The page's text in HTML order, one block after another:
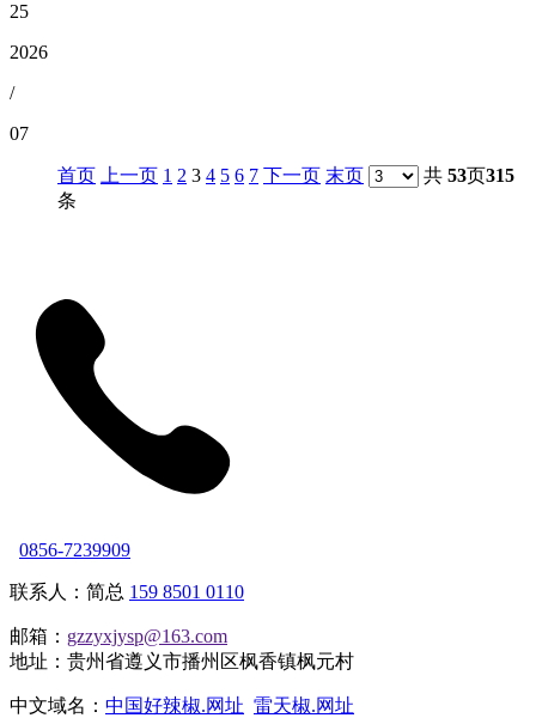
25
2026
/
07
首页 上一页 1 2 3 4 5 6 7 下一页 末页 共 53页315
条
0856-7239909
联系人：简总 159 8501 0110
邮箱： gzzyxjysp@163.com
地址：贵州省遵义市播州区枫香镇枫元村
中文域名： 中国好辣椒.网址 雷天椒.网址